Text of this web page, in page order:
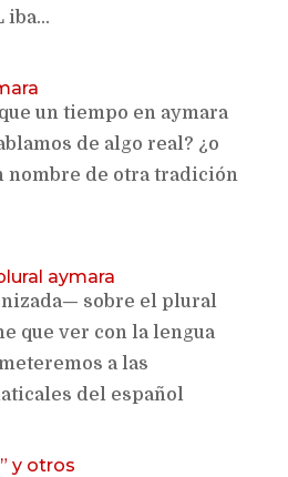
iba...
un tiempo en aymara
de algo real? ¿o
nombre de otra tradición
aymara
sobre el plural
que ver con la lengua
a las
del español
y otros